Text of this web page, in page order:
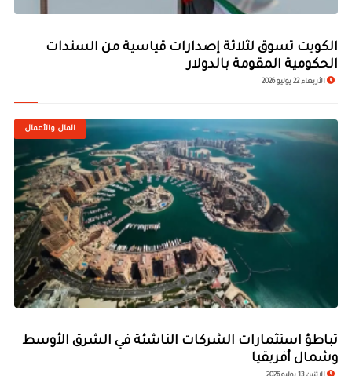
الكويت تسوق لثلاثة إصدارات قياسية من السندات
الحكومية المقومة بالدولار
الأربعاء 22 يوليو 2026
المال والأعمال
تباطؤ استثمارات الشركات الناشئة في الشرق الأوسط
وشمال أفريقيا